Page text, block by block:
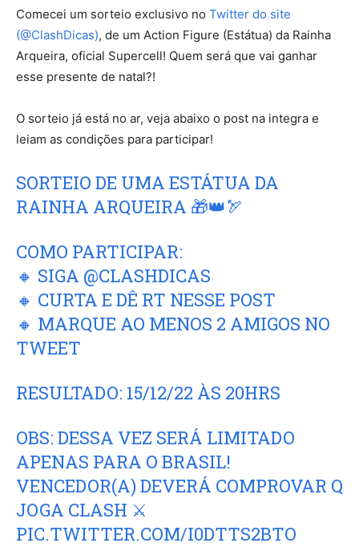
Comecei um sorteio exclusivo no Twitter do site
(@ClashDicas), de um Action Figure (Estátua) da Rainha
Arqueira, oficial Supercell! Quem será que vai ganhar
esse presente de natal?!
O sorteio já está no ar, veja abaixo o post na integra e
leiam as condições para participar!
SORTEIO DE UMA ESTÁTUA DA
RAINHA ARQUEIRA 🎁👑🏹
COMO PARTICIPAR:
🔸 SIGA @CLASHDICAS
🔸 CURTA E DÊ RT NESSE POST
🔸 MARQUE AO MENOS 2 AMIGOS NO
TWEET
RESULTADO: 15/12/22 ÀS 20HRS
OBS: DESSA VEZ SERÁ LIMITADO
APENAS PARA O BRASIL!
VENCEDOR(A) DEVERÁ COMPROVAR Q
JOGA CLASH ⚔
PIC.TWITTER.COM/I0DTTS2BTO